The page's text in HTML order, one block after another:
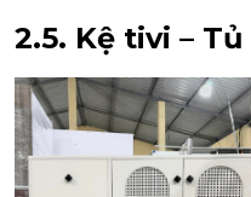
2.5. Kệ tivi –